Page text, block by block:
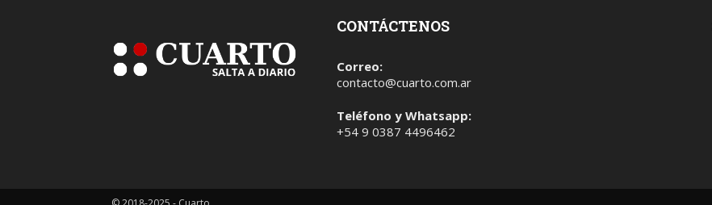
CONTÁCTENOS
Correo:
contacto@cuarto.com.ar
Teléfono y Whatsapp:
+54 9 0387 4496462